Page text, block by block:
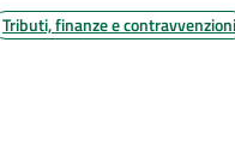
Tributi, finanze e contravvenzioni